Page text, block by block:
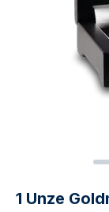
1 Unze